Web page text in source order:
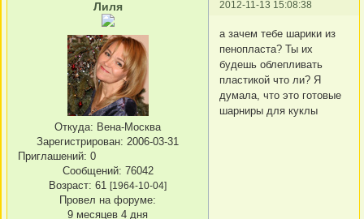
2012-11-13 15:08:38
Лиля
Откуда: Вена-Москва
Зарегистрирован: 2006-03-31
Приглашений: 0
Сообщений: 76042
Возраст: 61 [1964-10-04]
Провел на форуме:
9 месяцев 4 дня
а зачем тебе шарики из
пенопласта? Ты их
будешь облепливать
пластикой что ли? Я
думала, что это готовые
шарниры для куклы